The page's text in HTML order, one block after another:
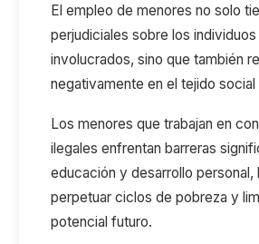
El empleo de menores no solo
perjudiciales sobre los
involucrados, sino que también
negativamente en el tejido
Los menores que trabajan en
ilegales enfrentan barreras
educación y desarrollo personal,
perpetuar ciclos de pobreza y
potencial futuro.